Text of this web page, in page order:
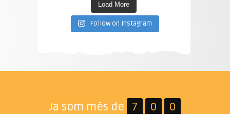
Load More
Follow on Instagram
Ja som més de 7 0
0